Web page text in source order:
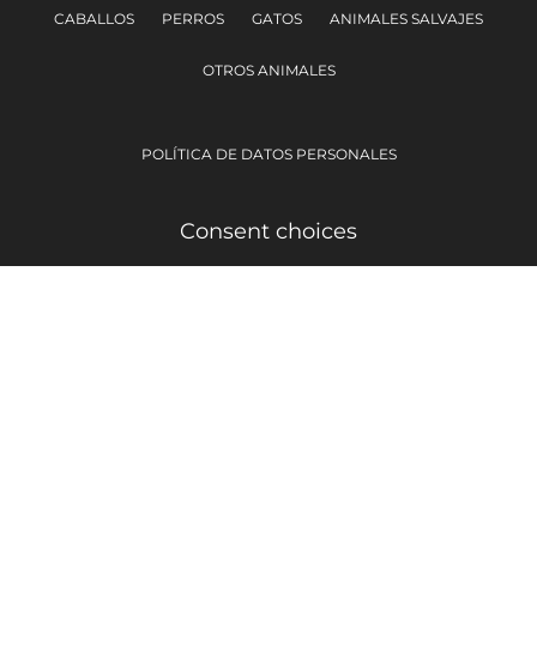
CABALLOS PERROS GATOS ANIMALES SALVAJES
OTROS ANIMALES
POLÍTICA DE DATOS PERSONALES
Consent choices